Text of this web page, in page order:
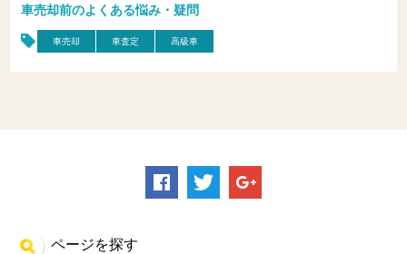
車売却前のよくある悩み・疑問
車売却 車査定 高級車
ページを探す